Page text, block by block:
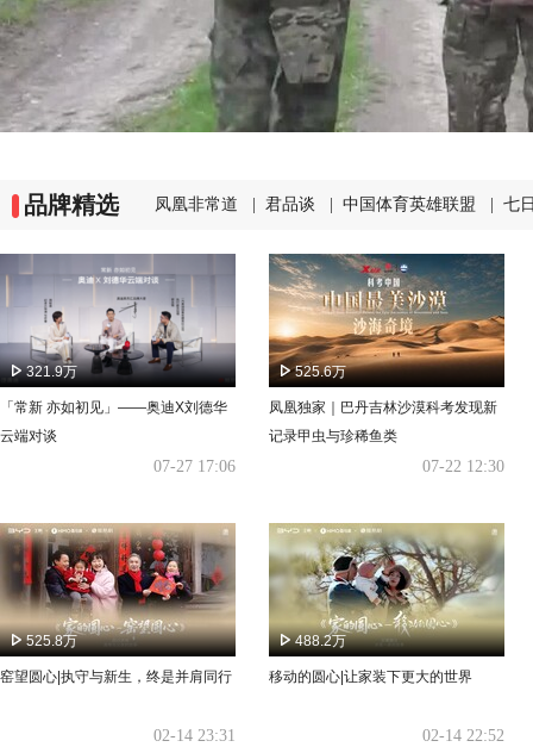
品牌精选 凤凰非常道 君品谈 中国体育英雄联盟 七
321.9万
「常新 亦如初见」——奥迪X刘德华
云端对谈
07-27 17:06
525.6万
凤凰独家｜巴丹吉林沙漠科考发现新
记录甲虫与珍稀鱼类
07-22 12:30
525.8万
窑望圆心|执守与新生，终是并肩同行
02-14 23:31
488.2万
移动的圆心|让家装下更大的世界
02-14 22:52